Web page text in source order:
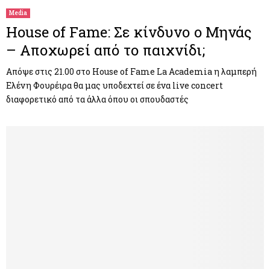
Media
House of Fame: Σε κίνδυνο o Μηνάς
– Αποχωρεί από το παιχνίδι;
Απόψε στις 21.00 στο House of Fame La Academia η λαμπερή
Ελένη Φουρέιρα θα μας υποδεχτεί σε ένα live concert
διαφορετικό από τα άλλα όπου οι σπουδαστές